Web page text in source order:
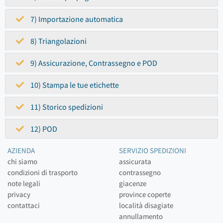
7) Importazione automatica
8) Triangolazioni
9) Assicurazione, Contrassegno e POD
10) Stampa le tue etichette
11) Storico spedizioni
12) POD
AZIENDA
chi siamo
condizioni di trasporto
note legali
privacy
contattaci
SERVIZIO SPEDIZIONI
assicurata
contrassegno
giacenze
province coperte
località disagiate
annullamento